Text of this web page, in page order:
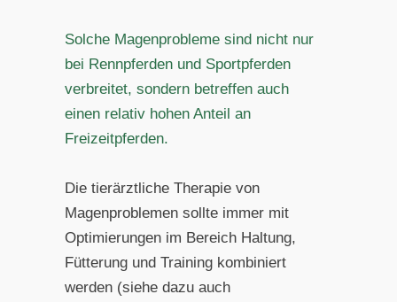
Solche Magenprobleme sind nicht nur
bei Rennpferden und Sportpferden
verbreitet, sondern betreffen auch
einen relativ hohen Anteil an
Freizeitpferden.
Die tierärztliche Therapie von
Magenproblemen sollte immer mit
Optimierungen im Bereich Haltung,
Fütterung und Training kombiniert
werden (siehe dazu auch